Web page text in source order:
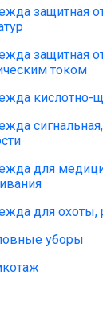
защитная
защитная
током
кислотно-
для
для охоты,
уборы